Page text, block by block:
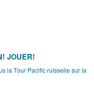
JOUER!
la Tour Pacific ruisselle sur la